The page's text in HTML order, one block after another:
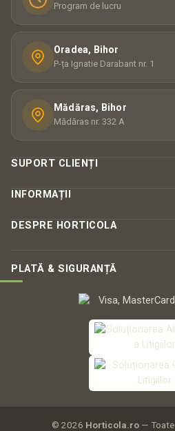
Program de lucru
Oradea, Bihor
P-ța Ignatie Darabant nr. 1
Mădăras, Bihor
Mădăras nr. 332 A
SUPORT CLIENȚI
INFORMAȚII
DESPRE HORTICOLA
PLATĂ & SIGURANȚĂ
© 2026 Horticola.ro — Toate